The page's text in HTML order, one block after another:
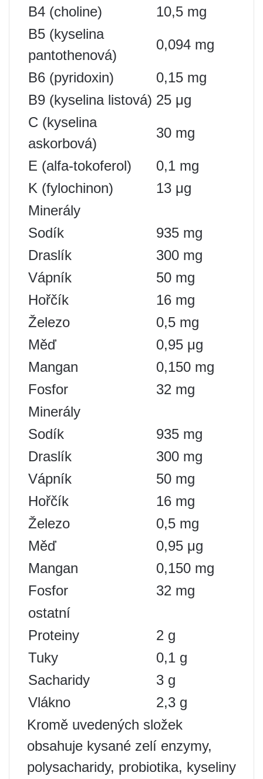
B4 (choline)
10,5 mg
B5 (kyselina
pantothenová)
0,094 mg
B6 (pyridoxin)
0,15 mg
B9 (kyselina listová) 25 μg
C (kyselina
askorbová)
30 mg
E (alfa-tokoferol)
0,1 mg
K (fylochinon)
13 μg
Minerály
Sodík
935 mg
Draslík
300 mg
Vápník
50 mg
Hořčík
16 mg
Železo
0,5 mg
Měď
0,95 μg
Mangan
0,150 mg
Fosfor
32 mg
Minerály
Sodík
935 mg
Draslík
300 mg
Vápník
50 mg
Hořčík
16 mg
Železo
0,5 mg
Měď
0,95 μg
Mangan
0,150 mg
Fosfor
32 mg
ostatní
Proteiny
2 g
Tuky
0,1 g
Sacharidy
3 g
Vlákno
2,3 g
Kromě uvedených složek
obsahuje kysané zelí enzymy,
polysacharidy, probiotika, kyseliny